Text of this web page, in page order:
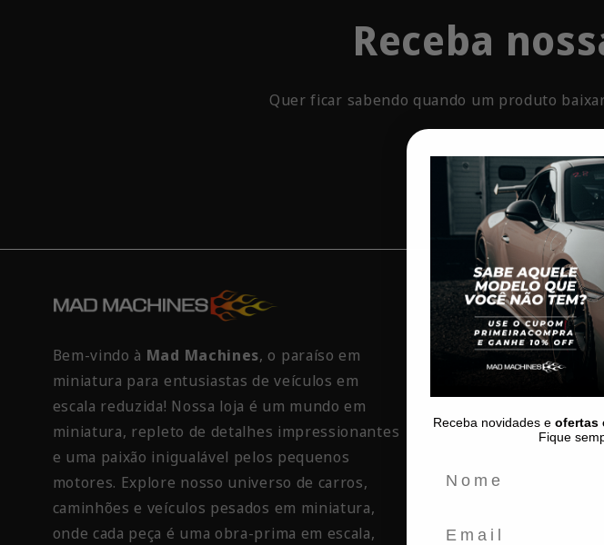
Receba
Quer ficar sabendo quando um produto
E-mail
Bem-vindo à Mad Machines, o paraíso em
miniatura para entusiastas de veículos em
escala reduzida! Nossa loja é um mundo em
miniatura, repleto de detalhes impressionantes
e uma paixão inigualável pelos pequenos
motores. Explore nosso universo de carros,
caminhões e veículos pesados em miniatura,
onde cada peça é uma obra-prima em escala,
Nossas Políticas
Sobre Nós
Política de Privacidade
Envio e Prazo de Entrega
Políticas de Troca e
Receba novidades e ofertas
Fique
Email